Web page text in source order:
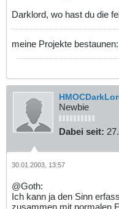
Darklord, wo hast du die
meine Projekte
Newbie
Dabei seit:
30.01.2003, 13:57
@Goth:
Ich kann ja den Sinn
zusammen mit normalen